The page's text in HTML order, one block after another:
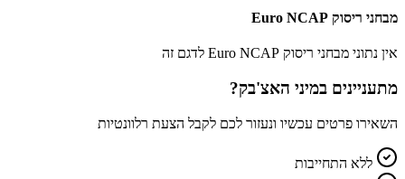
מבחני ריסוק Euro NCAP
אין נתוני מבחני ריסוק Euro NCAP לדגם זה
מתעניינים במיני האצ'בק?
השאירו פרטים עכשיו ונעזור לכם לקבל הצעת רלוונטיות
ללא התחייבות